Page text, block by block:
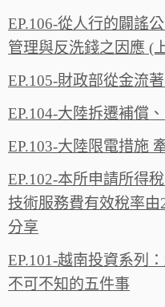
EP.106-從人行的闢謠
管理與反洗錢之因應 (
EP.105-財政部從金流
EP.104-大陸拆遷補償
EP.103-大陸限電措施
EP.102-本所申請所得
技術服務費有效稅率由
分享
EP.101-越南投資系列
不可不知的五件事